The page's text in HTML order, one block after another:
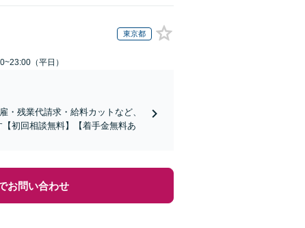
東京都
（平日）
・残業代請求・給料カットなど、
初回相談無料】【着手金無料あ
お問い合わせ